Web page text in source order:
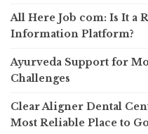
All Here Job com: Is It a
Information Platform?
Ayurveda Support for
Challenges
Clear Aligner Dental
Most Reliable Place to